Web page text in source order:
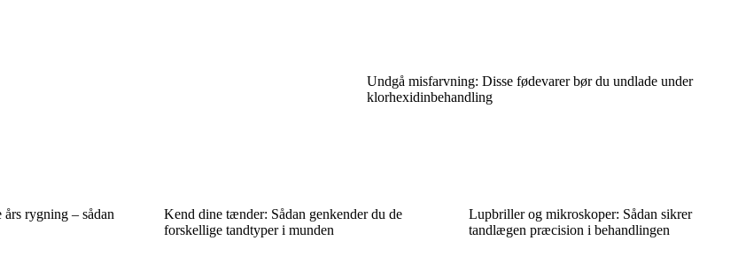
Undgå misfarvning: Disse fødevarer bør du undlade under
klorhexidinbehandling
rygning – sådan
Kend dine tænder: Sådan genkender du de
forskellige tandtyper i munden
Lupbriller og mikroskoper: Sådan sikrer
tandlægen præcision i behandlingen